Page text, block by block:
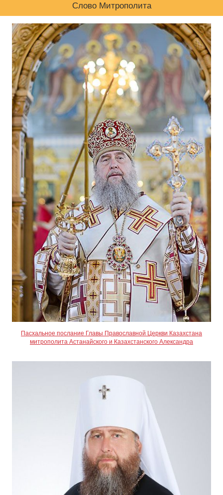
Слово Митрополита
Пасхальное послание Главы Православной Церкви Казахстана
митрополита Астанайского и Казахстанского Александра